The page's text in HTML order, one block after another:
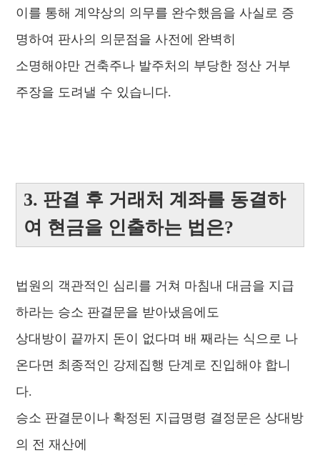
이를 통해 계약상의 의무를 완수했음을 사실로 증
명하여 판사의 의문점을 사전에 완벽히
소명해야만 건축주나 발주처의 부당한 정산 거부
주장을 도려낼 수 있습니다.
3. 판결 후 거래처 계좌를 동결하
여 현금을 인출하는 법은?
법원의 객관적인 심리를 거쳐 마침내 대금을 지급
하라는 승소 판결문을 받아냈음에도
상대방이 끝까지 돈이 없다며 배 째라는 식으로 나
온다면 최종적인 강제집행 단계로 진입해야 합니
다.
승소 판결문이나 확정된 지급명령 결정문은 상대방
의 전 재산에